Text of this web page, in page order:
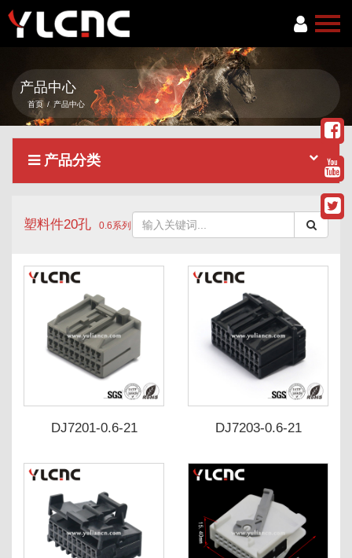
首页
关于我们
产品中心
新闻资讯
联系我们
产品中心
首页 / 产品中心
产品分类
塑料件20孔 0.6系列
DJ7201-0.6-21 DJ7203-0.6-21